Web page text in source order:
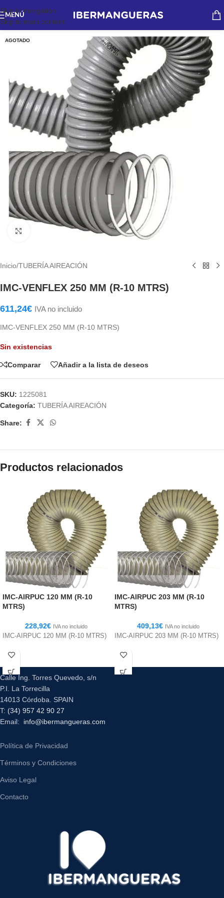
Skip to navigation
Skip to main content
MENÚ
AGOTADO
Haga Click para agrandar
Inicio/TUBERÍA AIREACIÓN
IMC-VENFLEX 250 MM (R-10 MTRS)
611,24€ IVA no incluido
IMC-VENFLEX 250 MM (R-10 MTRS)
Sin existencias
Comparar Añadir a la lista de deseos
SKU: 1225081
Categoría: TUBERÍA AIREACIÓN
Share:
Productos relacionados
IMC-AIRPUC 120 MM (R-10
MTRS)
228,92€ IVA no incluido
IMC-AIRPUC 120 MM (R-10 MTRS)
IMC-AIRPUC 203 MM (R-10
MTRS)
409,13€ IVA no incluido
IMC-AIRPUC 203 MM (R-10 MTRS)
Calle Ing. Torres Quevedo, s/n
P.I. La Torrecilla
14013 Córdoba. SPAIN
T: (34) 957 42 90 27
Email: info@ibermangueras.com
Política de Privacidad
Términos y Condiciones
Aviso Legal
Contacto